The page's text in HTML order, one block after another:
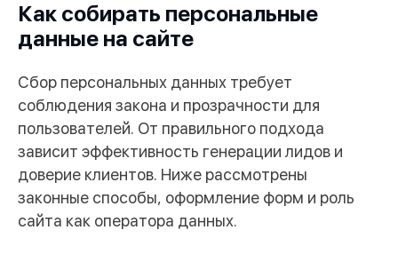
Как собирать персональные
данные на сайте
Сбор персональных данных требует
соблюдения закона и прозрачности для
пользователей. От правильного подхода
зависит эффективность генерации лидов и
доверие клиентов. Ниже рассмотрены
законные способы, оформление форм и роль
сайта как оператора данных.